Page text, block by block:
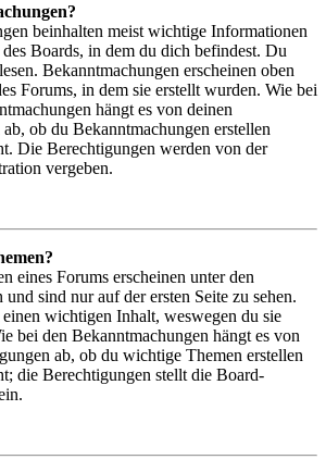
beinhalten meist wichtige Informationen
Boards, in dem du dich befindest. Du
Bekanntmachungen erscheinen oben
Forums, in dem sie erstellt wurden. Wie bei
hängt es von deinen
ob du Bekanntmachungen erstellen
Die Berechtigungen werden von der
vergeben.
eines Forums erscheinen unter den
sind nur auf der ersten Seite zu sehen.
einen wichtigen Inhalt, weswegen du sie
bei den Bekanntmachungen hängt es von
ab, ob du wichtige Themen erstellen
die Berechtigungen stellt die Board-